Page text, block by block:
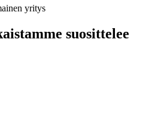
yritys
suosittelee